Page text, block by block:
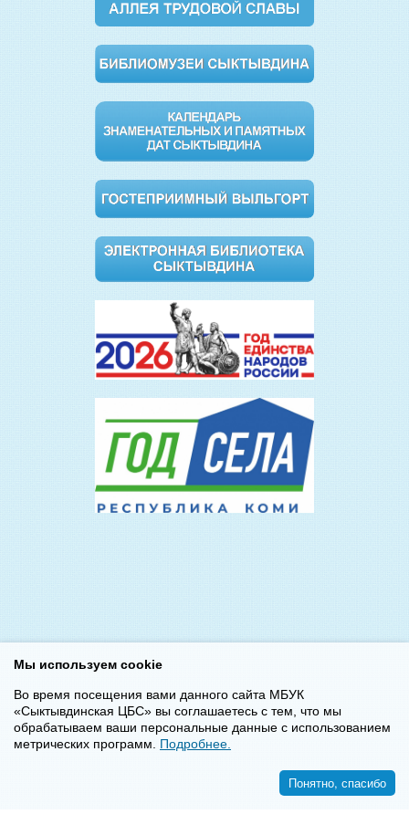
Мы используем cookie
Во время посещения вами данного сайта МБУК
«Сыктывдинская ЦБС» вы соглашаетесь с тем, что мы
обрабатываем ваши персональные данные с использованием
метрических программ. Подробнее.
Понятно, спасибо